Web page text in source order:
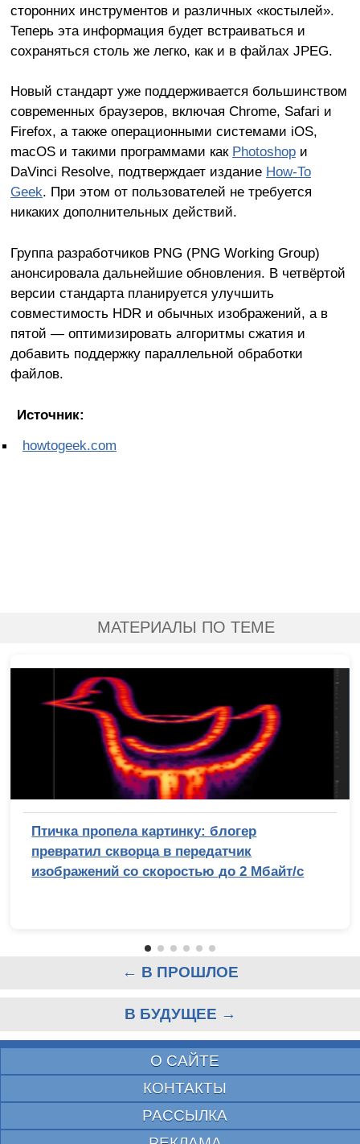
сторонних инструментов и различных «костылей».
Теперь эта информация будет встраиваться и
сохраняться столь же легко, как и в файлах JPEG.
Новый стандарт уже поддерживается большинством
современных браузеров, включая Chrome, Safari и
Firefox, а также операционными системами iOS,
macOS и такими программами как Photoshopи
DaVinci Resolve, подтверждает издание How-To
Geek. При этом от пользователей не требуется
никаких дополнительных действий.
Группа разработчиков PNG (PNG Working Group)
анонсировала дальнейшие обновления. В четвёртой
версии стандарта планируется улучшить
совместимость HDR и обычных изображений, а в
пятой — оптимизировать алгоритмы сжатия и
добавить поддержку параллельной обработки
файлов.
Источник:
howtogeek.com
МАТЕРИАЛЫ ПО ТЕМЕ
Птичка пропела картинку: блогер
превратил скворца в передатчик
изображений со скоростью до 2 Мбайт/с
← В ПРОШЛОЕ
В БУДУЩЕЕ →
О САЙТЕ
КОНТАКТЫ
РАССЫЛКА